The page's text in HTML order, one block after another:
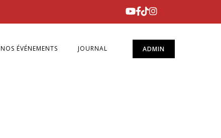
ADMIN
NOS ÉVÉNEMENTS JOURNAL